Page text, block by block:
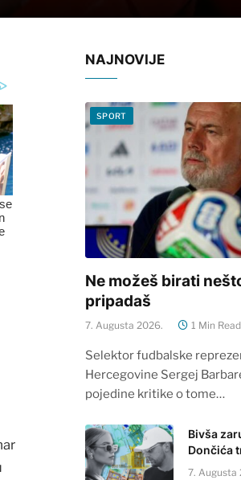
NAJNOVIJE
SPORT
Ne možeš birati
pripadaš
7. Augusta 2026. 1 Min Read
Selektor fudbalske
Hercegovine Sergej
pojedine kritike o tome…
Bivša
Dončića
7. Augusta